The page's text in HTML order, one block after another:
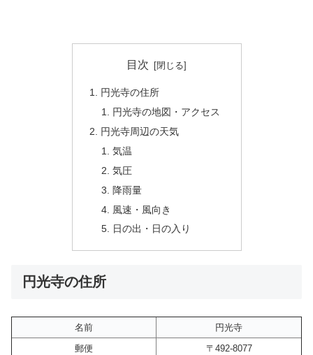
目次
円光寺の住所
円光寺の地図・アクセス
円光寺周辺の天気
気温
気圧
降雨量
風速・風向き
日の出・日の入り
円光寺の住所
名前
円光寺
郵便
〒492-8077